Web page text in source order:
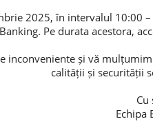
2025, în intervalul 10:00
Pe durata acestora,
inconveniente și vă
calității și securității
Cu
Echipa